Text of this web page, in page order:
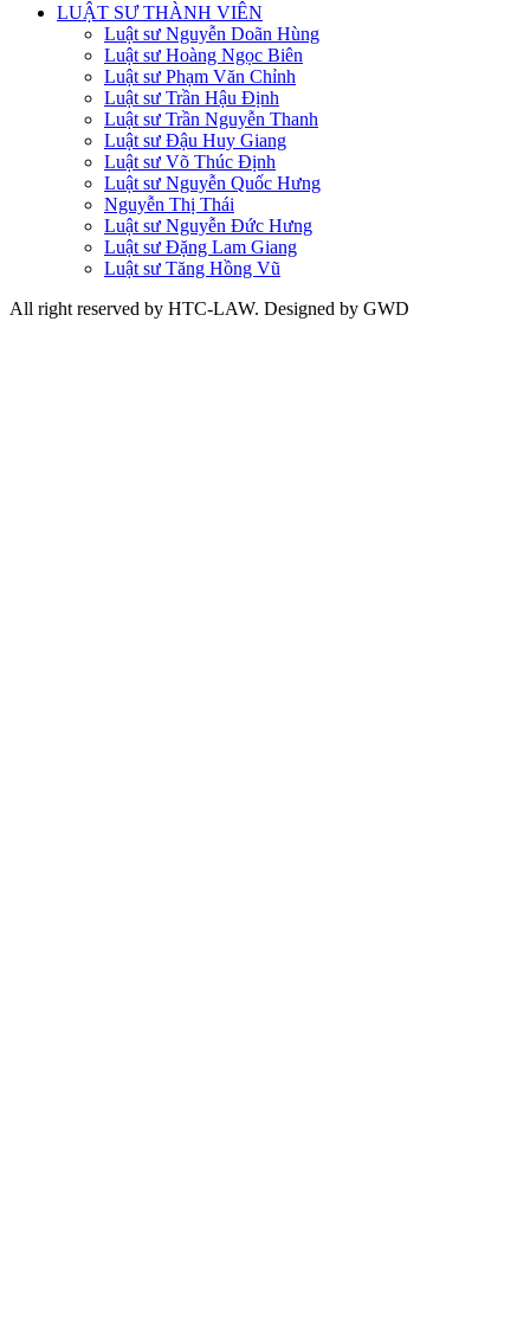
LUẬT SƯ THÀNH VIÊN
Luật sư Nguyễn Doãn Hùng
Luật sư Hoàng Ngọc Biên
Luật sư Phạm Văn Chỉnh
Luật sư Trần Hậu Định
Luật sư Trần Nguyễn Thanh
Luật sư Đậu Huy Giang
Luật sư Võ Thúc Định
Luật sư Nguyễn Quốc Hưng
Nguyễn Thị Thái
Luật sư Nguyễn Đức Hưng
Luật sư Đặng Lam Giang
Luật sư Tăng Hồng Vũ
All right reserved by HTC-LAW. Designed by GWD